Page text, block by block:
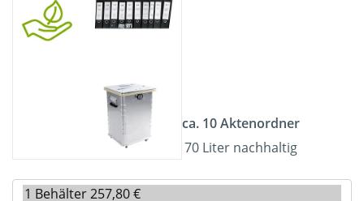
ca. 10 Aktenordner
70 Liter nachhaltig